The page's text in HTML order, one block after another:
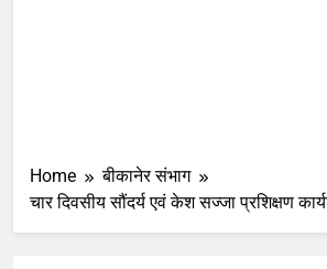
Home
बीकानेर संभाग
चार दिवसीय सौंदर्य एवं केश सज्जा प्रशिक्षण